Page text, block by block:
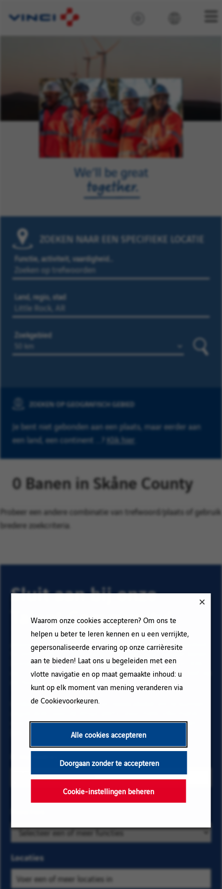
Waarom onze cookies accepteren? Om ons te
helpen u beter te leren kennen en u een verrijkte,
gepersonaliseerde ervaring op onze carrièresite
aan te bieden! Laat ons u begeleiden met een
vlotte navigatie en op maat gemaakte inhoud: u
kunt op elk moment van mening veranderen via
de Cookievoorkeuren.
Alle cookies accepteren
Doorgaan zonder te accepteren
Cookie-instellingen beheren
ZOEKEN NAAR EEN SPECIFIEKE LOCATIE
Functie, activiteit, vaardigheid…
Land, regio, stad
Zoekgebied
ZOEKEN OP GEOGRAFISCH GEBIED
Je bent niet gebonden aan een plaats, maar eerder aan
een land, een continent ...? Klik hier
0 Banen in Skåne County
Probeer een andere combinatie van trefwoord/plaats of gebruik
bredere zoekcriteria.
Sluit aan bij onze
Talent Community!
Abonneer op onze e-mail alerts om ons vacature aanbod
te ontvangen en informatie te krijgen over nieuwe banen
binnen Vinci. Vul uw e-mailadres en voorkeuren in. Klik
op "Toevoegen" en vervolgens op "Abonneren" en blijf op
de hoogte via onze e-mail alerts!
Onderstaande gegevens zijn noodzakelijk om te kunnen
over het beheer van uw gegevens en over uw rechten,
E-mailadres
bedrijfs- en
locatiecriteria
vacatures te
vinden die u
op
categorie
kies
Locaties